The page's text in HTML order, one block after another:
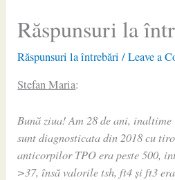
Răspunsuri la
Răspunsuri la întrebări /Leave a
Stefan Maria:
Bună ziua! Am 28 de ani,
sunt diagnosticata din 2018 cu
anticorpilor TPO era peste 500,
>37, însă valorile tsh, ft4 și ft3